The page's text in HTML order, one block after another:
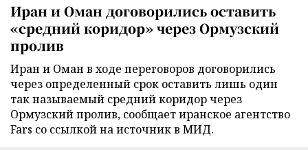
Иран и Оман договорились оставить
«средний коридор» через Ормузский
пролив
Иран и Оман в ходе переговоров договорились
через определенный срок оставить лишь один
так называемый средний коридор через
Ормузский пролив, сообщает иранское агентство
Fars со ссылкой на источник в МИД.